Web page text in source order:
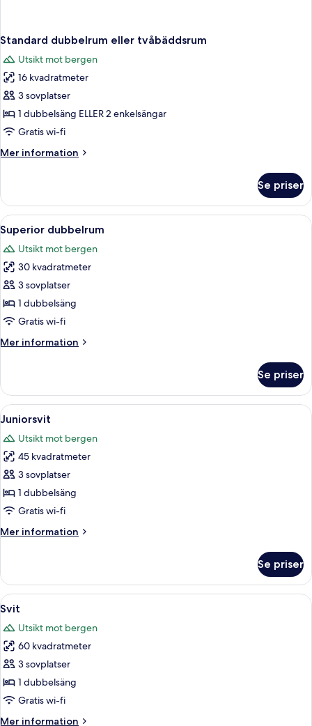
Standard dubbelrum eller tvåbäddsrum
Utsikt mot bergen
16 kvadratmeter
3 sovplatser
1 dubbelsäng ELLER 2 enkelsängar
Gratis wi-fi
Mer information
Mer
dubbelrum
eller
tvåbäddsrum
Se priser
Öppna
alla
foton
för
Superior
dubbelrum
Ett mysigt rum med en stor säng,
1
Superior dubbelrum
Utsikt mot bergen
30 kvadratmeter
3 sovplatser
1 dubbelsäng
Gratis wi-fi
Mer information
Mer
dubbelrum
Se priser
Öppna
alla
foton
för
Juniorsvit
Ett mysigt rum med två sängar, ett
1
Juniorsvit
Utsikt mot bergen
45 kvadratmeter
3 sovplatser
1 dubbelsäng
Gratis wi-fi
Mer information
Mer
Se priser
Öppna
alla
foton
för
Svit
Ett mysigt rum med en öppen spis,
4
Svit
Utsikt mot bergen
60 kvadratmeter
3 sovplatser
1 dubbelsäng
Gratis wi-fi
Mer information
Mer